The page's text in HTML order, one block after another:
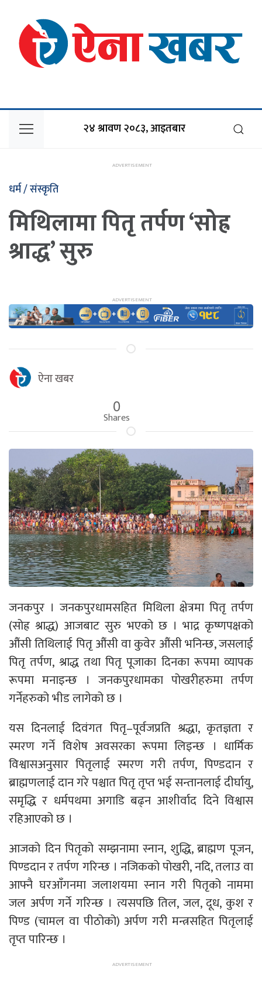
२४ श्रावण २०८३, आइतबार
धर्म / संस्कृति
मिथिलामा पितृ तर्पण ‘सोह्र
श्राद्ध’ सुरु
ऐना खबर
0
Shares
जनकपुर । जनकपुरधामसहित मिथिला क्षेत्रमा पितृ तर्पण
(सोह्र श्राद्ध) आजबाट सुरु भएको छ । भाद्र कृष्णपक्षको
औंसी तिथिलाई पितृ औंसी वा कुवेर औंसी भनिन्छ, जसलाई
पितृ तर्पण, श्राद्ध तथा पितृ पूजाका दिनका रूपमा व्यापक
रूपमा मनाइन्छ । जनकपुरधामका पोखरीहरुमा तर्पण
गर्नेहरुको भीड लागेको छ ।
यस दिनलाई दिवंगत पितृ–पूर्वजप्रति श्रद्धा, कृतज्ञता र
स्मरण गर्ने विशेष अवसरका रूपमा लिइन्छ । धार्मिक
विश्वासअनुसार पितृलाई स्मरण गरी तर्पण, पिण्डदान र
ब्राह्मणलाई दान गरे पश्चात पितृ तृप्त भई सन्तानलाई दीर्घायु,
समृद्धि र धर्मपथमा अगाडि बढ्न आशीर्वाद दिने विश्वास
रहिआएको छ ।
आजको दिन पितृको सम्झनामा स्नान, शुद्धि, ब्राह्मण पूजन,
पिण्डदान र तर्पण गरिन्छ । नजिकको पोखरी, नदि, तलाउ वा
आफ्नै घरआँगनमा जलाशयमा स्नान गरी पितृको नाममा
जल अर्पण गर्ने गरिन्छ । त्यसपछि तिल, जल, दूध, कुश र
पिण्ड (चामल वा पीठोको) अर्पण गरी मन्त्रसहित पितृलाई
तृप्त पारिन्छ ।